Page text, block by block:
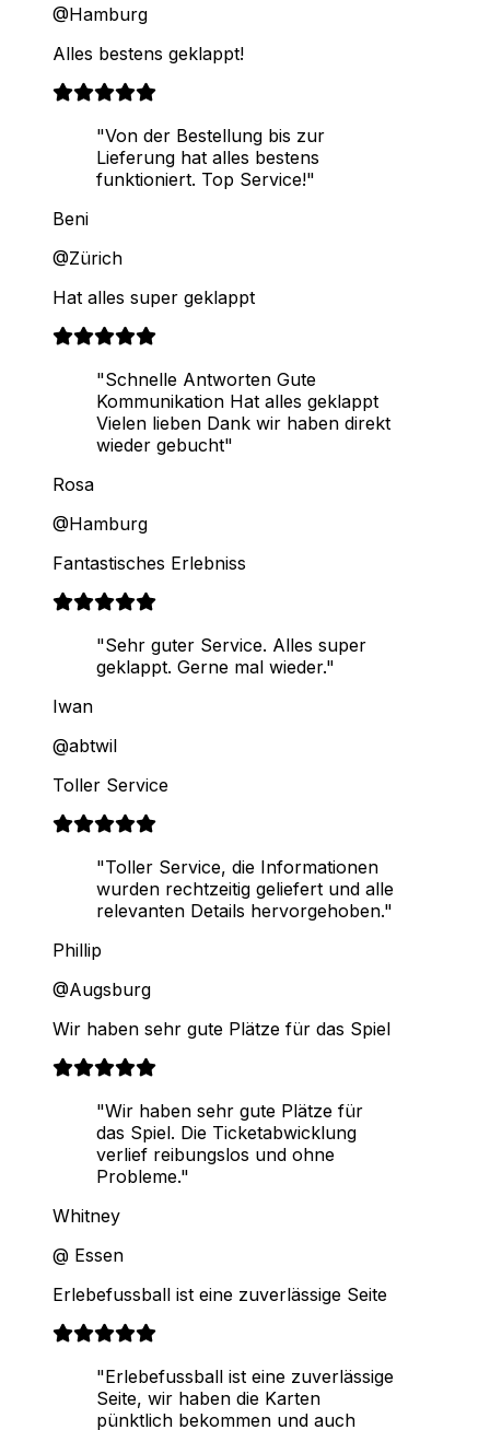
@Hamburg
Alles bestens geklappt!
"Von der Bestellung bis zur
Lieferung hat alles bestens
funktioniert. Top Service!"
Beni
@Zürich
Hat alles super geklappt
"Schnelle Antworten Gute
Kommunikation Hat alles geklappt
Vielen lieben Dank wir haben direkt
wieder gebucht"
Rosa
@Hamburg
Fantastisches Erlebniss
"Sehr guter Service. Alles super
geklappt. Gerne mal wieder."
Iwan
@abtwil
Toller Service
"Toller Service, die Informationen
wurden rechtzeitig geliefert und alle
relevanten Details hervorgehoben."
Phillip
@Augsburg
Wir haben sehr gute Plätze für das Spiel
"Wir haben sehr gute Plätze für
das Spiel. Die Ticketabwicklung
verlief reibungslos und ohne
Probleme."
Whitney
@ Essen
Erlebefussball ist eine zuverlässige Seite
"Erlebefussball ist eine zuverlässige
Seite, wir haben die Karten
pünktlich bekommen und auch